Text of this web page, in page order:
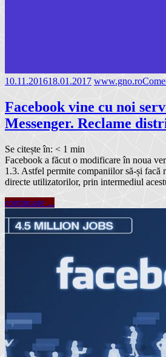
10.11.201618.01.2017 www.gno.ro
Facebook vine cu noi
Messenger. Reclame
Se citește în: < 1 min
Facebook a făcut o modificare în noua
1.3. Astfel permite companiilor să-și facă
directe utilizatorilor, prin intermediul
continuare ...